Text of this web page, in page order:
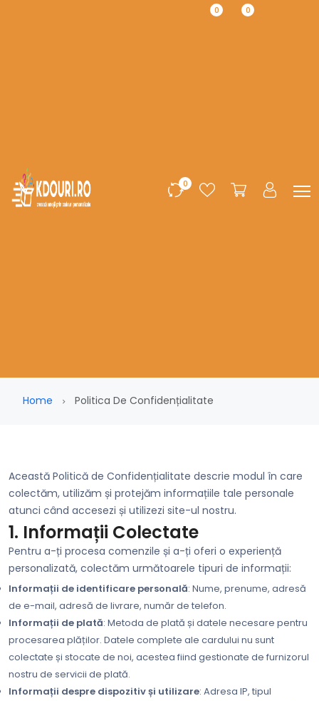
0
0 0
Home Politica De Confidențialitate
Această Politică de Confidențialitate descrie modul în care
colectăm, utilizăm și protejăm informațiile tale personale
atunci când accesezi și utilizezi site-ul nostru.
1. Informații Colectate
Pentru a-ți procesa comenzile și a-ți oferi o experiență
personalizată, colectăm următoarele tipuri de informații:
Informații de identificare personală: Nume, prenume, adresă
de e-mail, adresă de livrare, număr de telefon.
Informații de plată: Metoda de plată și datele necesare pentru
procesarea plăților. Datele complete ale cardului nu sunt
colectate și stocate de noi, acestea fiind gestionate de furnizorul
nostru de servicii de plată.
Informații despre dispozitiv și utilizare: Adresa IP, tipul